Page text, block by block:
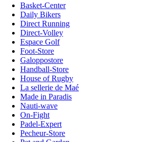
Basket-Center
Daily Bikers
Direct Running
Direct-Volley
Espace Golf
Foot-Store
Galoppostore
Handball-Store
House of Rugby
La sellerie de Maé
Made in Paradis
Nauti-wave
On-Fight
Padel-Expert
Pecheur-Store